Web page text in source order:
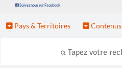
Suivez nous sur Facebook
Pays & Territoires Contenus